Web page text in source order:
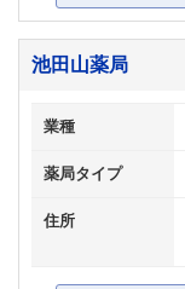
池田山薬局
業種
薬局タイプ
住所